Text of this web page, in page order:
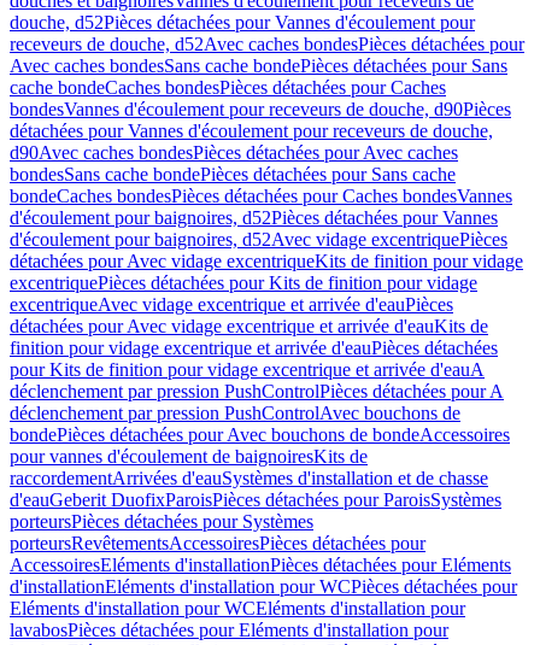
douche, d52Pièces détachées pour Vannes d'écoulement pour
receveurs de douche, d52Avec caches bondesPièces détachées pour
Avec caches bondesSans cache bondePièces détachées pour Sans
cache bondeCaches bondesPièces détachées pour Caches
bondesVannes d'écoulement pour receveurs de douche, d90Pièces
détachées pour Vannes d'écoulement pour receveurs de douche,
d90Avec caches bondesPièces détachées pour Avec caches
bondesSans cache bondePièces détachées pour Sans cache
bondeCaches bondesPièces détachées pour Caches bondesVannes
d'écoulement pour baignoires, d52Pièces détachées pour Vannes
d'écoulement pour baignoires, d52Avec vidage excentriquePièces
détachées pour Avec vidage excentriqueKits de finition pour vidage
excentriquePièces détachées pour Kits de finition pour vidage
excentriqueAvec vidage excentrique et arrivée d'eauPièces
détachées pour Avec vidage excentrique et arrivée d'eauKits de
finition pour vidage excentrique et arrivée d'eauPièces détachées
pour Kits de finition pour vidage excentrique et arrivée d'eauA
déclenchement par pression PushControlPièces détachées pour A
déclenchement par pression PushControlAvec bouchons de
bondePièces détachées pour Avec bouchons de bondeAccessoires
pour vannes d'écoulement de baignoiresKits de
raccordementArrivées d'eauSystèmes d'installation et de chasse
d'eauGeberit DuofixParoisPièces détachées pour ParoisSystèmes
porteursPièces détachées pour Systèmes
porteursRevêtementsAccessoiresPièces détachées pour
AccessoiresEléments d'installationPièces détachées pour Eléments
d'installationEléments d'installation pour WCPièces détachées pour
Eléments d'installation pour WCEléments d'installation pour
lavabosPièces détachées pour Eléments d'installation pour